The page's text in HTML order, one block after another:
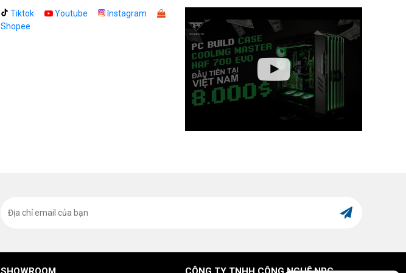
Tiktok Youtube
Instagram
Shopee